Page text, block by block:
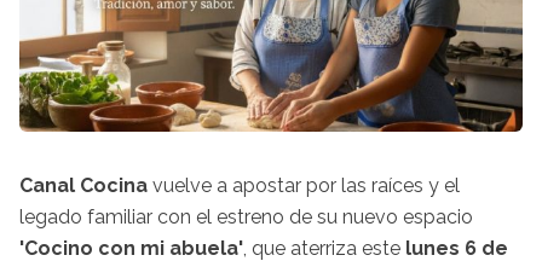
Canal Cocina vuelve a apostar por las raíces y el
legado familiar con el estreno de su nuevo espacio
'Cocino con mi abuela', que aterriza este lunes 6 de